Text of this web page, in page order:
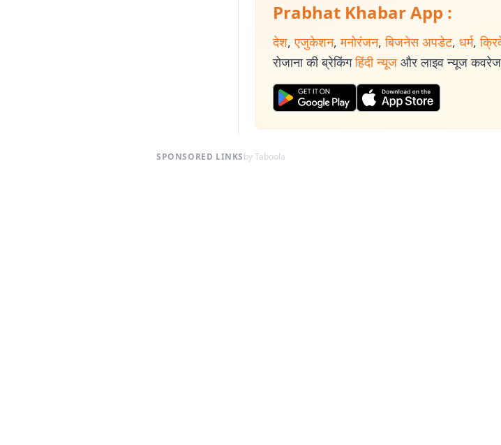
Prabhat Khabar App :
देश, एजुकेशन, मनोरंजन, बिजनेस अपडेट, धर्म,
रोजाना की ब्रेकिंग हिंदी न्यूज और लाइव न्यूज कवरेज
SPONSORED LINKSby Taboola